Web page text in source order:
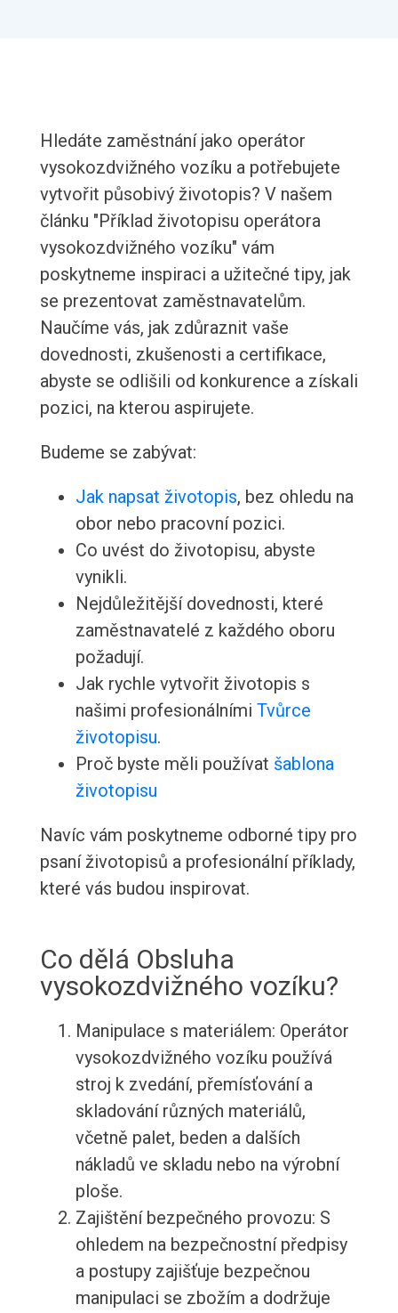
Hledáte zaměstnání jako operátor
vysokozdvižného vozíku a potřebujete
vytvořit působivý životopis? V našem
článku "Příklad životopisu operátora
vysokozdvižného vozíku" vám
poskytneme inspiraci a užitečné tipy, jak
se prezentovat zaměstnavatelům.
Naučíme vás, jak zdůraznit vaše
dovednosti, zkušenosti a certifikace,
abyste se odlišili od konkurence a získali
pozici, na kterou aspirujete.
Budeme se zabývat:
Jak napsat životopis, bez ohledu na
obor nebo pracovní pozici.
Co uvést do životopisu, abyste
vynikli.
Nejdůležitější dovednosti, které
zaměstnavatelé z každého oboru
požadují.
Jak rychle vytvořit životopis s
našimi profesionálními Tvůrce
životopisu.
Proč byste měli používat šablona
životopisu
Navíc vám poskytneme odborné tipy pro
psaní životopisů a profesionální příklady,
které vás budou inspirovat.
Co dělá Obsluha
vysokozdvižného vozíku?
Manipulace s materiálem: Operátor
vysokozdvižného vozíku používá
stroj k zvedání, přemísťování a
skladování různých materiálů,
včetně palet, beden a dalších
nákladů ve skladu nebo na výrobní
ploše.
Zajištění bezpečného provozu: S
ohledem na bezpečnostní předpisy
a postupy zajišťuje bezpečnou
manipulaci se zbožím a dodržuje